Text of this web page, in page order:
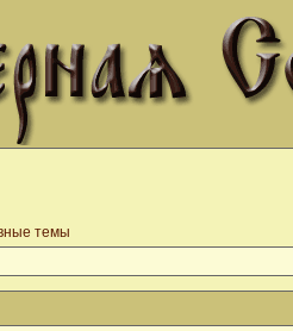
темы